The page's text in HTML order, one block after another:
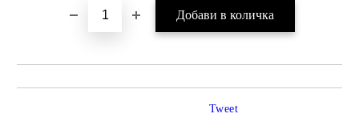
Tweet